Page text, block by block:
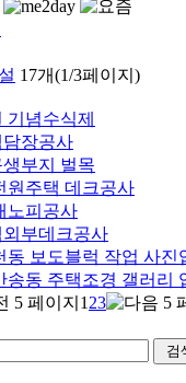
17개(1/3페이지)
기념수식제
장공사
부지 벌목
원주택 데크공사
노피공사
부데크공사
동 보도블럭 작업 사진
송동 주택조경 갤러리
1 23